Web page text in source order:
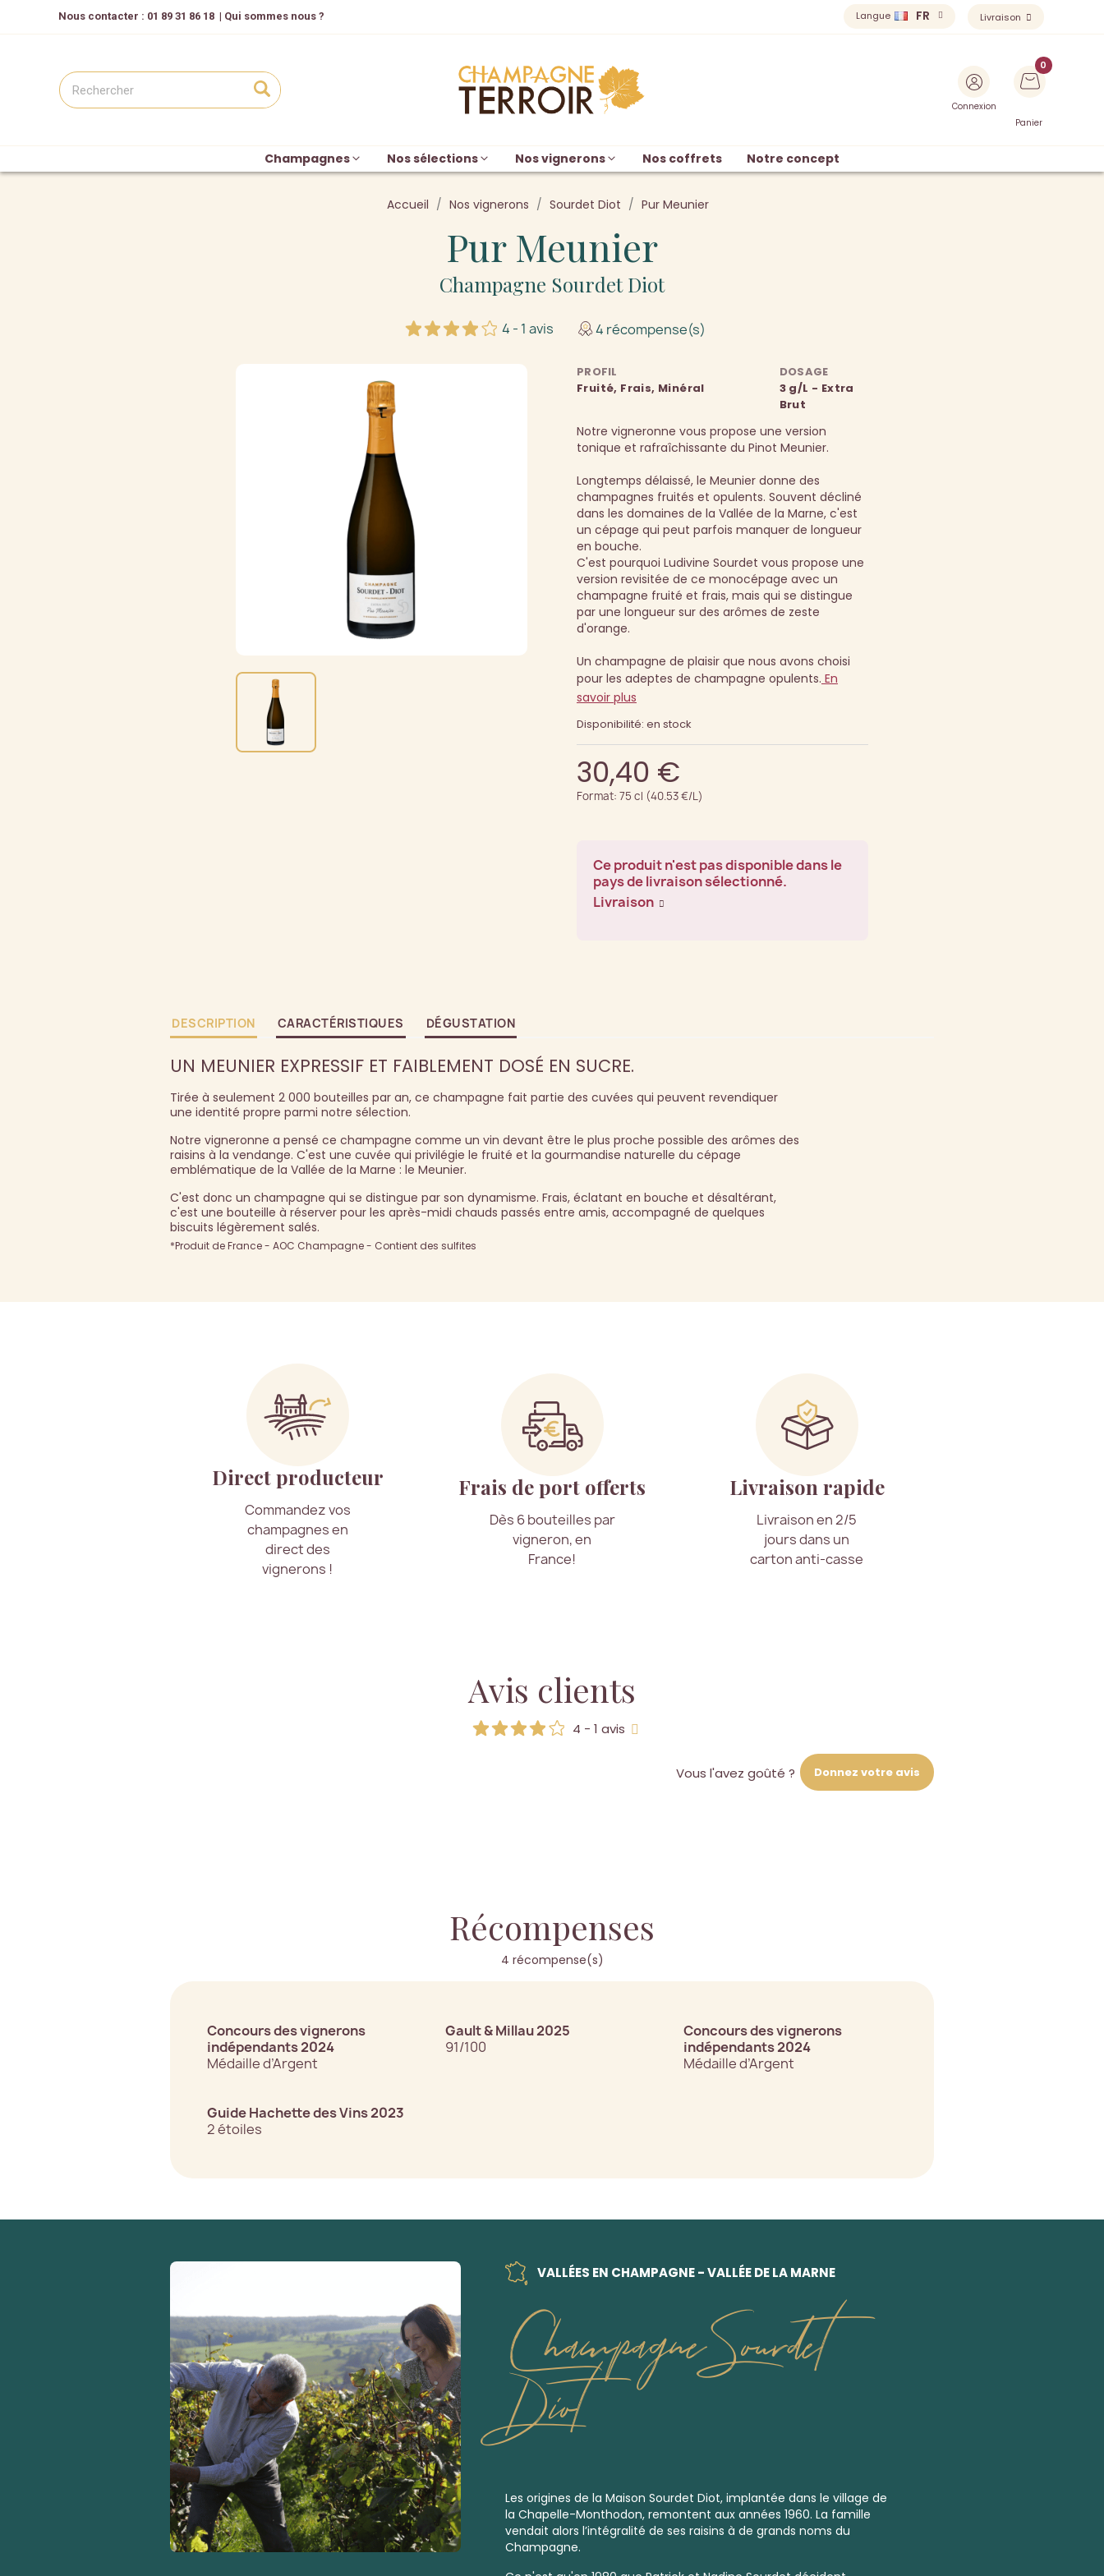
Nous contacter : 01 89 31 86 18 | Qui sommes nous ? Langue FR Livraison
Connexion
Panier
Champagnes Nos sélections Nos vignerons Nos coffrets Notre concept
Accueil Nos vignerons Sourdet Diot Pur Meunier
Pur Meunier
Champagne Sourdet Diot
4 - 1 avis 4 récompense(s)
PROFIL
Fruité, Frais, Minéral
DOSAGE
3 g/L - Extra
Brut
Notre vigneronne vous propose une version
tonique et rafraîchissante du Pinot Meunier.
Longtemps délaissé, le Meunier donne des
champagnes fruités et opulents. Souvent décliné
dans les domaines de la Vallée de la Marne, c'est
un cépage qui peut parfois manquer de longueur
en bouche.
C'est pourquoi Ludivine Sourdet vous propose une
version revisitée de ce monocépage avec un
champagne fruité et frais, mais qui se distingue
par une longueur sur des arômes de zeste
d'orange.
Un champagne de plaisir que nous avons choisi
pour les adeptes de champagne opulents. En
savoir plus
Disponibilité: en stock
30,40 €
Format: 75 cl (40.53 €/L)
Ce produit n'est pas disponible dans le
pays de livraison sélectionné.
Livraison
DESCRIPTION CARACTÉRISTIQUES DÉGUSTATION
UN MEUNIER EXPRESSIF ET FAIBLEMENT DOSÉ EN SUCRE.
Tirée à seulement 2 000 bouteilles par an, ce champagne fait partie des cuvées qui peuvent revendiquer
une identité propre parmi notre sélection.
Notre vigneronne a pensé ce champagne comme un vin devant être le plus proche possible des arômes des
raisins à la vendange. C'est une cuvée qui privilégie le fruité et la gourmandise naturelle du cépage
emblématique de la Vallée de la Marne : le Meunier.
C'est donc un champagne qui se distingue par son dynamisme. Frais, éclatant en bouche et désaltérant,
c'est une bouteille à réserver pour les après-midi chauds passés entre amis, accompagné de quelques
biscuits légèrement salés.
*Produit de France - AOC Champagne - Contient des sulfites
Direct producteur
Commandez vos
champagnes en
direct des
vignerons !
Frais de port offerts
Dès 6 bouteilles par
vigneron, en
France!
Livraison rapide
Livraison en 2/5
jours dans un
carton anti-casse
Avis clients
4 - 1 avis
Vous l'avez goûté ? Donnez votre avis
Récompenses
4 récompense(s)
Concours des vignerons
indépendants 2024
Médaille d’Argent
Gault & Millau 2025
91/100
Concours des vignerons
indépendants 2024
Médaille d’Argent
Guide Hachette des Vins 2023
2 étoiles
VALLÉES EN CHAMPAGNE - VALLÉE DE LA MARNE
Champagne Sourdet
Diot
Les origines de la Maison Sourdet Diot, implantée dans le village de
la Chapelle-Monthodon, remontent aux années 1960. La famille
vendait alors l’intégralité de ses raisins à de grands noms du
Champagne.